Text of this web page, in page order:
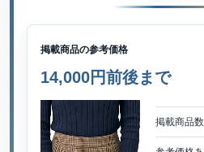
掲載商品の参考価格
14,000円前後まで
掲載商品数